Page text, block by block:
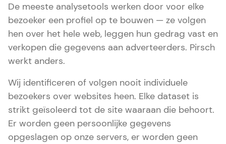
De meeste analysetools werken door voor elke
bezoeker een profiel op te bouwen — ze volgen
hen over het hele web, leggen hun gedrag vast en
verkopen die gegevens aan adverteerders. Pirsch
werkt anders.
Wij identificeren of volgen nooit individuele
bezoekers over websites heen. Elke dataset is
strikt geïsoleerd tot de site waaraan die behoort.
Er worden geen persoonlijke gegevens
opgeslagen op onze servers, er worden geen